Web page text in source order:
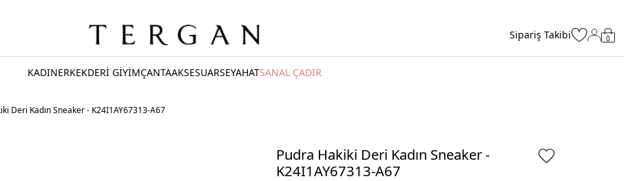
Sipariş Takibi 0
KADINERKEKDERİ GİYİMÇANTAAKSESUARSEYAHATSANAL ÇADIR
Deri Kadın Sneaker - K24I1AY67313-A67
Pudra Hakiki Deri Kadın Sneaker -
K24I1AY67313-A67